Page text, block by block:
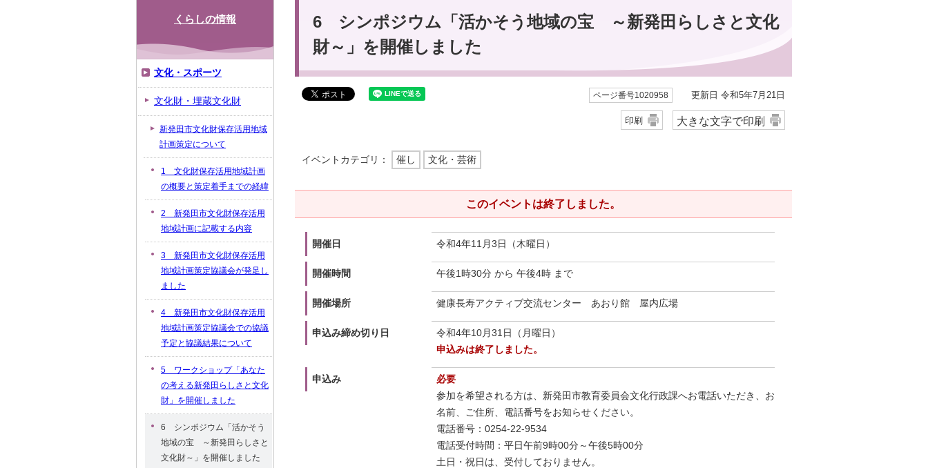
6 シンポジウム「活かそう地域の宝 ～新発田らしさと文化
財～」を開催しました
ページ番号1020958 更新日 令和5年7月21日
印刷 大きな文字で印刷
イベントカテゴリ： 催し 文化・芸術
このイベントは終了しました。
開催日 令和4年11月3日（木曜日）
開催時間 午後1時30分 から 午後4時 まで
開催場所 健康長寿アクティブ交流センター あおり館 屋内広場
申込み締め切り日
令和4年10月31日（月曜日）
申込みは終了しました。
申込み
必要
参加を希望される方は、新発田市教育委員会文化行政課へお電話いただき、お
名前、ご住所、電話番号をお知らせください。
電話番号：0254-22-9534
電話受付時間：平日午前9時00分～午後5時00分
土日・祝日は、受付しておりません。
くらしの情報
文化・スポーツ
文化財・埋蔵文化財
新発田市文化財保存活用地域
計画策定について
1 文化財保存活用地域計画
の概要と策定着手までの経緯
2 新発田市文化財保存活用
地域計画に記載する内容
3 新発田市文化財保存活用
地域計画策定協議会が発足し
ました
4 新発田市文化財保存活用
地域計画策定協議会での協議
予定と協議結果について
5 ワークショップ「あなた
の考える新発田らしさと文化
財」を開催しました
6 シンポジウム「活かそう
地域の宝 ～新発田らしさと
文化財～」を開催しました